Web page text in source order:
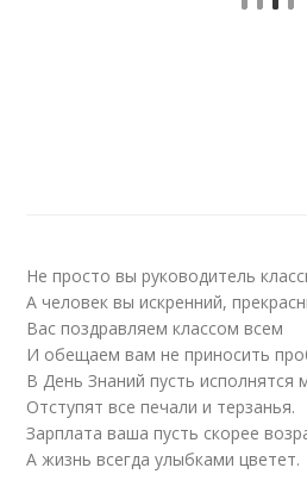
Не просто вы руководитель
А человек вы искренний,
Вас поздравляем классом всем
И обещаем вам не приносить
В День Знаний пусть исполнятся
Отступят все печали и терзанья.
Зарплата ваша пусть скорее
А жизнь всегда улыбками цветет.